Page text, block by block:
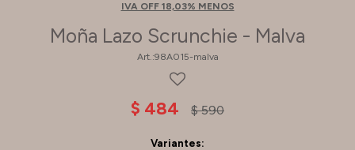
IVA OFF 18,03% MENOS
Moña Lazo Scrunchie - Malva
98A015-malva
$ 484 $ 590
Variantes: